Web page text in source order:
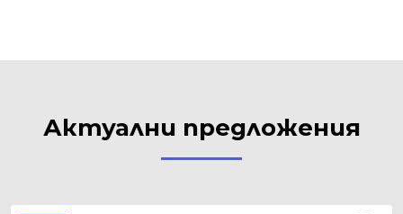
Актуални предложения